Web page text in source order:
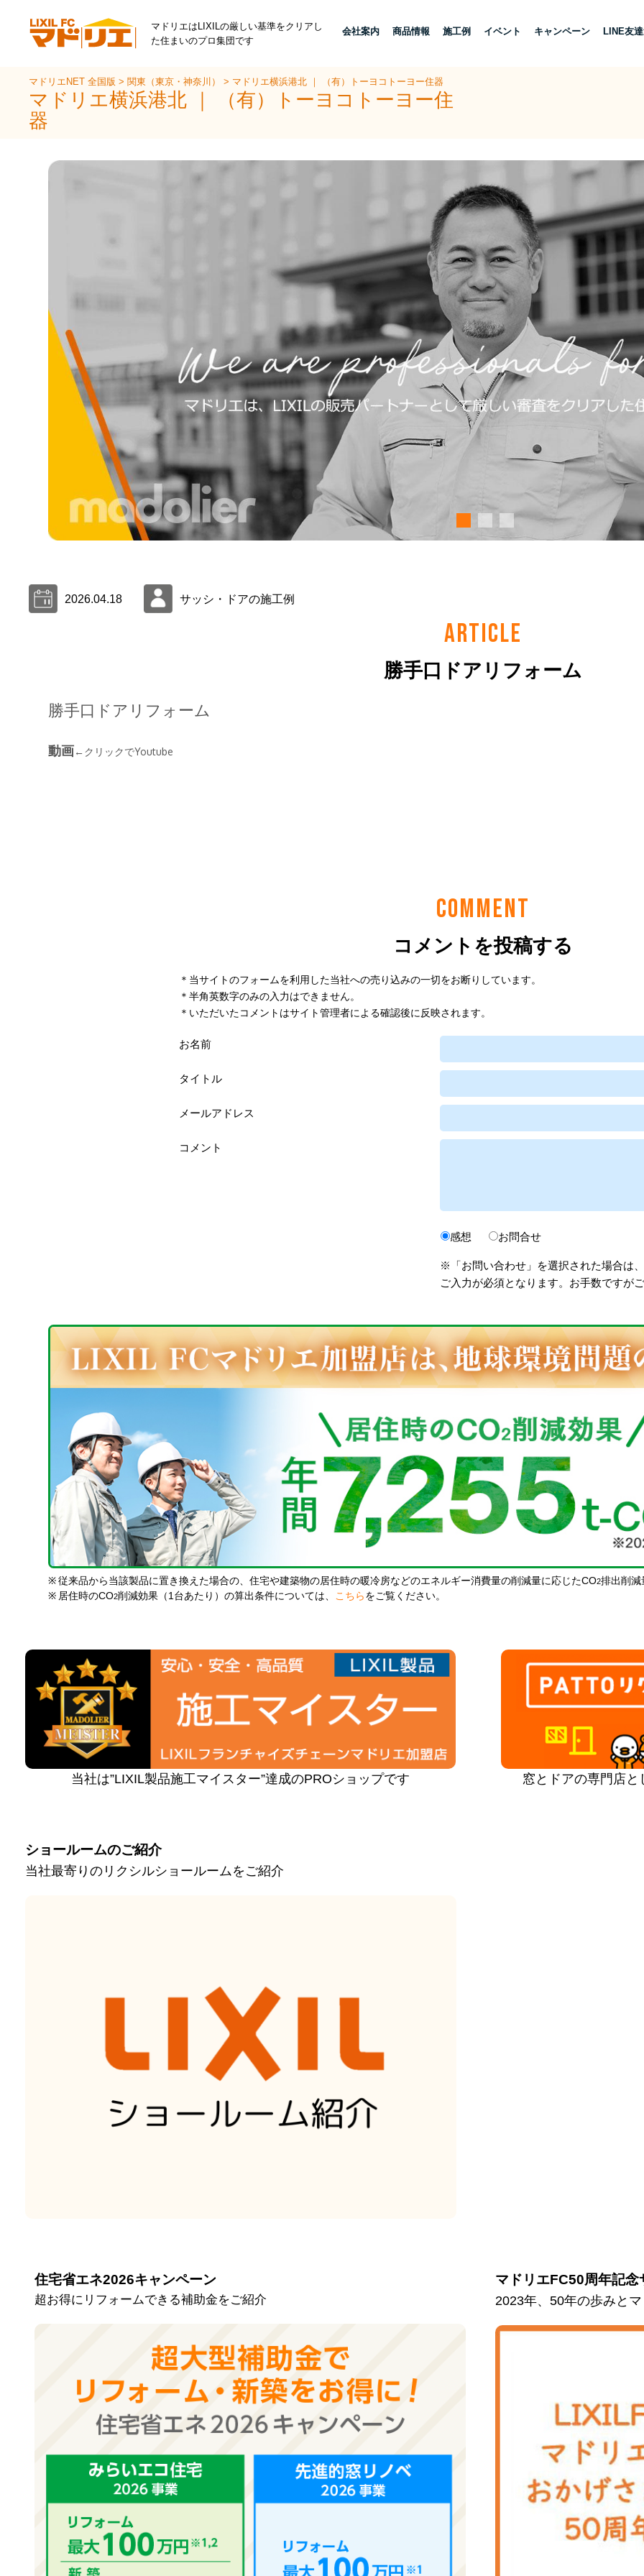
マドリエはLIXILの厳しい基準をクリアし
た住まいのプロ集団です
会社案内 商品情報 施工例 イベント キャンペーン LINE友
マドリエNET 全国版> 関東（東京・神奈川）> マドリエ横浜港北 ｜ （有）トーヨコトーヨー住器
マドリエ横浜港北 ｜ （有）トーヨコトーヨー住
器
2026.04.18 サッシ・ドアの施工例
ARTICLE
勝手口ドアリフォーム
COMMENT
コメントを投稿する
＊当サイトのフォームを利用した当社への売り込みの一切をお断りしています。
＊半角英数字のみの入力はできません。
＊いただいたコメントはサイト管理者による確認後に反映されます。
お名前
タイトル
メールアドレス
コメント
感想 お問合せ
※「お問い合わせ」を選択された場合は
ご入力が必須となります。お手数ですが
※ 従来品から当該製品に置き換えた場合の、住宅や建築物の居住時の暖冷房などのエネルギー消費量の削減量に応じたCO2排出削減
※ 居住時のCO2削減効果（1台あたり）の算出条件については、 こちら をご覧ください。
当社は”LIXIL製品施工マイスター”達成のPROショップです 窓とドアの専門店
ショールームのご紹介
当社最寄りのリクシルショールームをご紹介
住宅省エネ2026キャンペーン
超お得にリフォームできる補助金をご紹介
マドリエFC50周年記念
2023年、50年の歩みと